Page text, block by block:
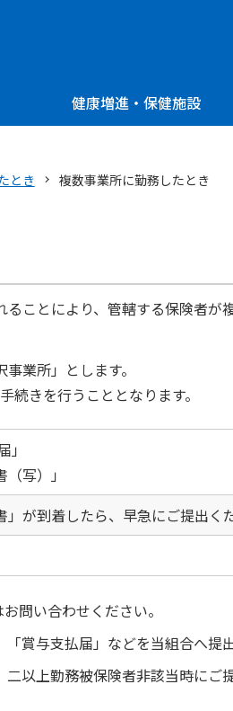
健康増進・保健施設
とき 複数事業所に勤務したとき
ことにより、管轄する保険者が
業所」とします。
続きを行うこととなります。
写）」
」が到着したら、早急にご提出く
問い合わせください。
賞与支払届」などを当組合へ提
以上勤務被保険者非該当時にご